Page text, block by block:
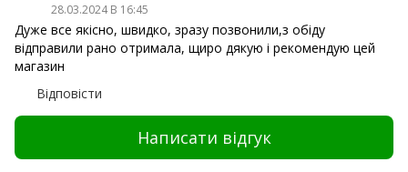
28.03.2024 В 16:45
Дуже все якісно, швидко, зразу позвонили,з обіду
відправили рано отримала, щиро дякую і рекомендую цей
магазин
Відповісти
Написати відгук